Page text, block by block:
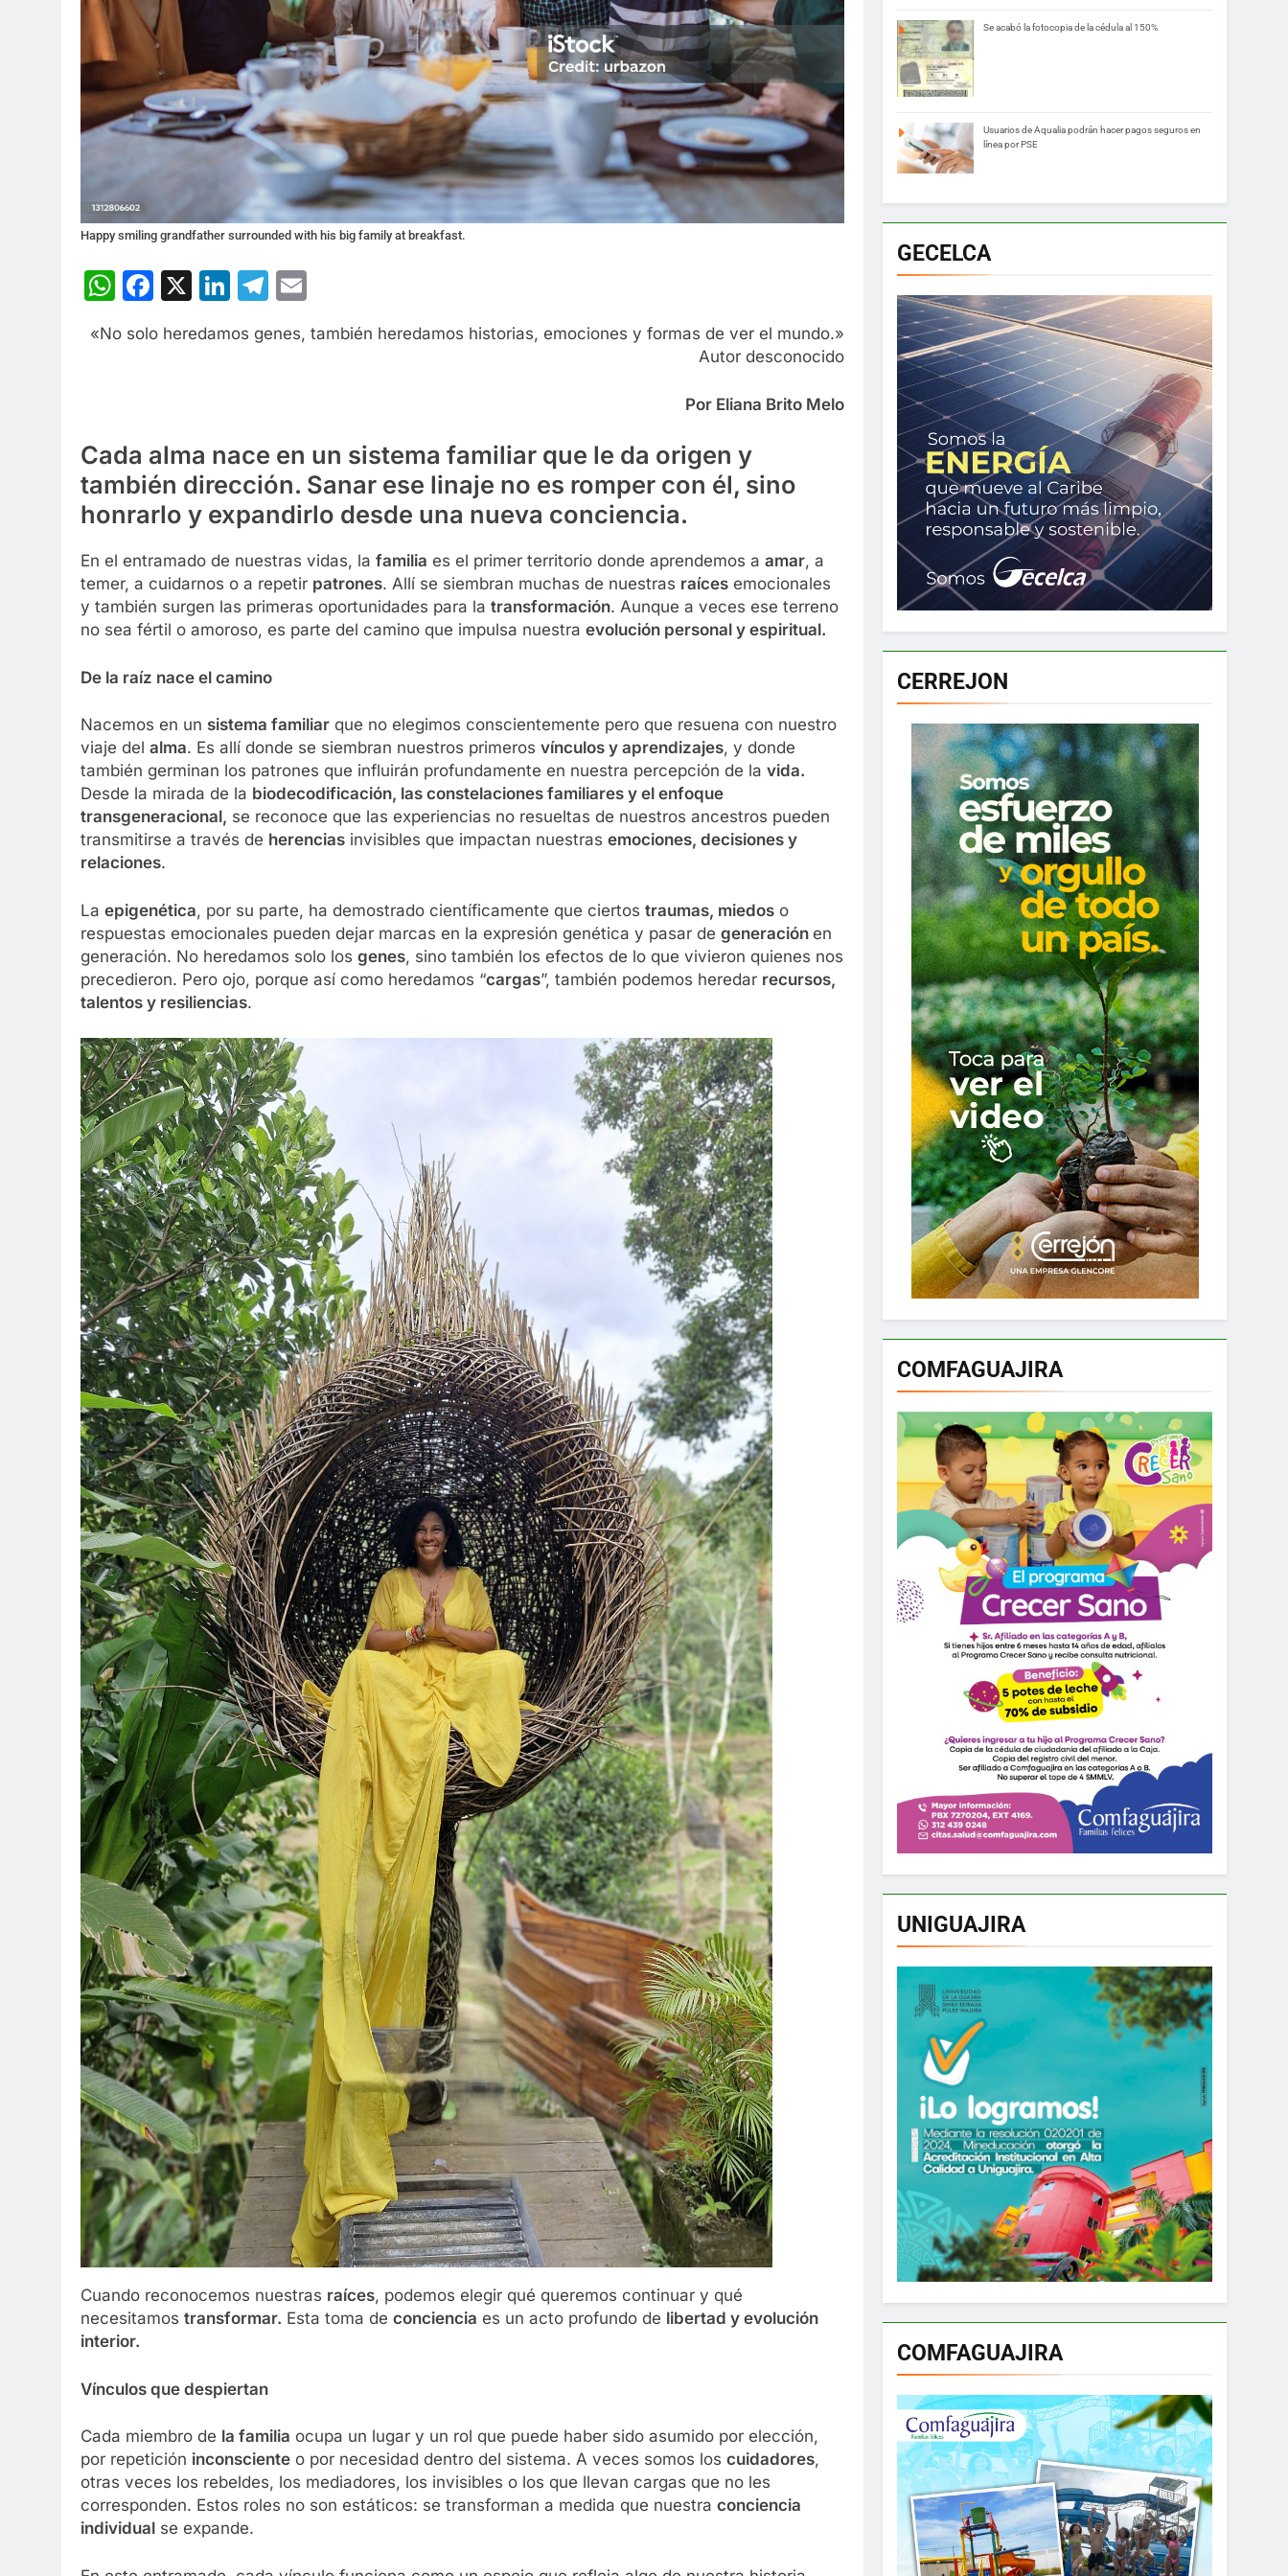
Happy smiling grandfather surrounded with his big family at breakfast.
WhatsApp
Facebook
X LinkedIn
Telegram
«No solo heredamos genes, también heredamos historias, emociones y formas de ver el mundo.»
Autor desconocido
Por Eliana Brito Melo
Cada alma nace en un sistema familiar que le da origen y
también dirección. Sanar ese linaje no es romper con él, sino
honrarlo y expandirlo desde una nueva conciencia.
En el entramado de nuestras vidas, la familia es el primer territorio donde aprendemos a amar, a
temer, a cuidarnos o a repetir patrones. Allí se siembran muchas de nuestras raíces emocionales
y también surgen las primeras oportunidades para la transformación. Aunque a veces ese terreno
no sea fértil o amoroso, es parte del camino que impulsa nuestra evolución personal y espiritual.
De la raíz nace el camino
Nacemos en un sistema familiar que no elegimos conscientemente pero que resuena con nuestro
viaje del alma. Es allí donde se siembran nuestros primeros vínculos y aprendizajes, y donde
también germinan los patrones que influirán profundamente en nuestra percepción de la vida.
Desde la mirada de la biodecodificación, las constelaciones familiares y el enfoque
transgeneracional, se reconoce que las experiencias no resueltas de nuestros ancestros pueden
transmitirse a través de herencias invisibles que impactan nuestras emociones, decisiones y
relaciones.
La epigenética, por su parte, ha demostrado científicamente que ciertos traumas, miedos o
respuestas emocionales pueden dejar marcas en la expresión genética y pasar de generación en
generación. No heredamos solo los genes, sino también los efectos de lo que vivieron quienes nos
precedieron. Pero ojo, porque así como heredamos “cargas”, también podemos heredar recursos,
talentos y resiliencias.
Cuando reconocemos nuestras raíces, podemos elegir qué queremos continuar y qué
necesitamos transformar. Esta toma de conciencia es un acto profundo de libertad y evolución
interior.
Vínculos que despiertan
Cada miembro de la familia ocupa un lugar y un rol que puede haber sido asumido por elección,
por repetición inconsciente o por necesidad dentro del sistema. A veces somos los cuidadores,
otras veces los rebeldes, los mediadores, los invisibles o los que llevan cargas que no les
corresponden. Estos roles no son estáticos: se transforman a medida que nuestra conciencia
individual se expande.
Se acabó la fotocopia de la cédula al 150%
Usuarios de Aqualia podrán hacer pagos seguros en
línea por PSE
GECELCA
CERREJON
COMFAGUAJIRA
UNIGUAJIRA
COMFAGUAJIRA